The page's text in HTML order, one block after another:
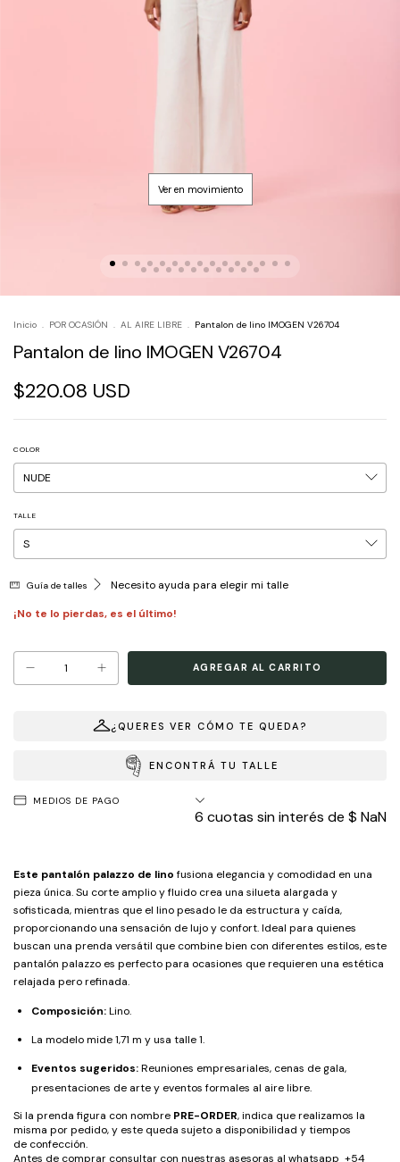
Inicio . POR OCASIÓN . AL AIRE LIBRE . Pantalon de lino IMOGEN V26704
Pantalon de lino IMOGEN V26704
$220.08 USD
COLOR
TALLE
Guía de talles Necesito ayuda para elegir mi talle
¿QUERES VER CÓMO TE QUEDA?
ENCONTRÁ TU TALLE
¡No te lo pierdas, es el último!
MEDIOS DE PAGO
6 cuotas sin interés de $ NaN
Este pantalón palazzo de lino fusiona elegancia y comodidad en una
pieza única. Su corte amplio y fluido crea una silueta alargada y
sofisticada, mientras que el lino pesado le da estructura y caída,
proporcionando una sensación de lujo y confort. Ideal para quienes
buscan una prenda versátil que combine bien con diferentes estilos, este
pantalón palazzo es perfecto para ocasiones que requieren una estética
relajada pero refinada.
Composición:Lino.
La modelo mide 1,71 m y usa talle 1.
Eventos sugeridos:Reuniones empresariales, cenas de gala,
presentaciones de arte y eventos formales al aire libre.
Si la prenda figura con nombre PRE-ORDER, indica que realizamos la
misma por pedido, y este queda sujeto a disponibilidad y tiempos
de confección.
Antes de comprar consultar con nuestras asesoras al whatsapp +54